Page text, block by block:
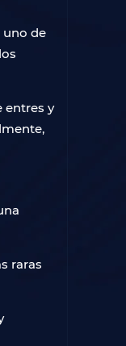
uno de
entres y
raras